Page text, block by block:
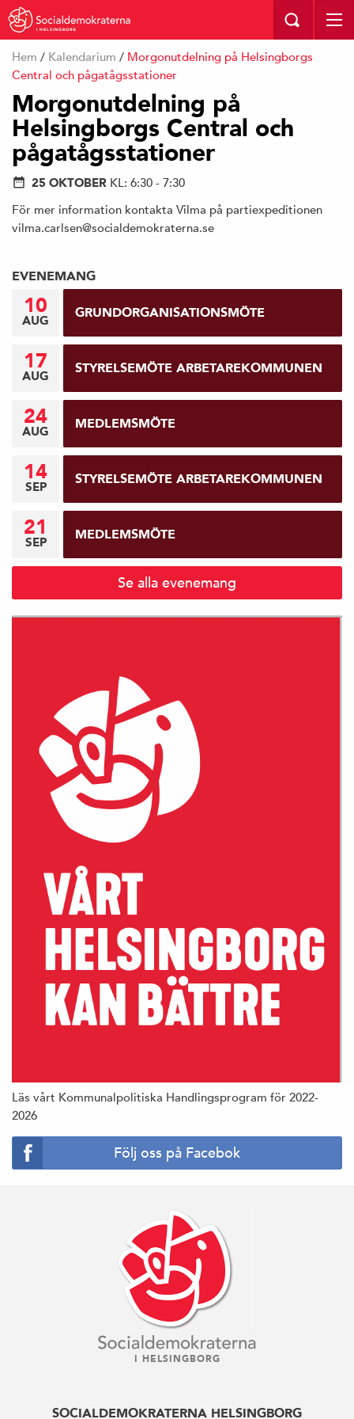
I HELSINGBORG
Hem / Kalendarium / Morgonutdelning på Helsingborgs
Central och pågatågsstationer
Morgonutdelning på
Helsingborgs Central och
pågatågsstationer
25 OKTOBER KL: 6:30 - 7:30
För mer information kontakta Vilma på partiexpeditionen
vilma.carlsen@socialdemokraterna.se
EVENEMANG
10
AUG GRUNDORGANISATIONSMÖTE
17
AUG STYRELSEMÖTE ARBETAREKOMMUNEN
24
AUG MEDLEMSMÖTE
14
SEP STYRELSEMÖTE ARBETAREKOMMUNEN
21
SEP MEDLEMSMÖTE
Se alla evenemang
Läs vårt Kommunalpolitiska Handlingsprogram för 2022-
2026
Följ oss på Facebok
I HELSINGBORG
SOCIALDEMOKRATERNA HELSINGBORG